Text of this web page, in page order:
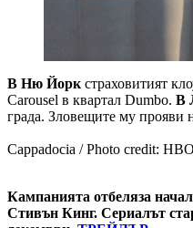
В Ню Йорк страховитият
Carousel в квартал Dumbo. В
града. Зловещите му прояви
Cappadocia / Photo credit: HBO
Кампанията отбеляза
Стивън Кинг. Сериалът